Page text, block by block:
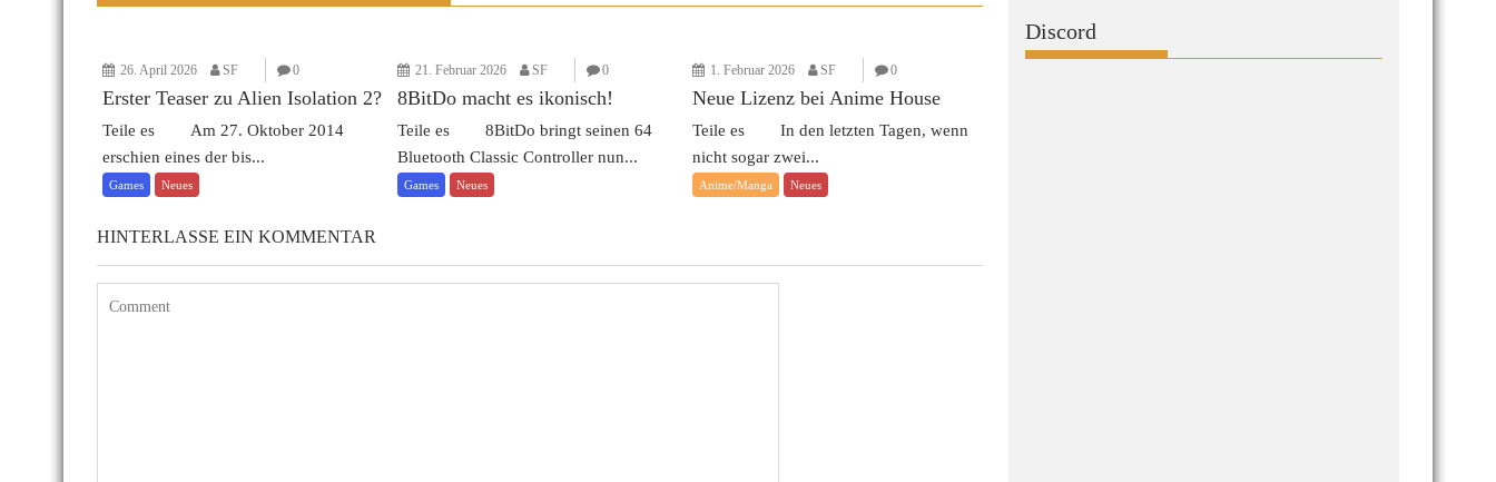
26. April 2026 SF 0
Erster Teaser zu Alien Isolation 2?
Teile es Am 27. Oktober 2014
erschien eines der bis...
Games Neues
21. Februar 2026 SF 0
8BitDo macht es ikonisch!
Teile es 8BitDo bringt seinen 64
Bluetooth Classic Controller nun...
Games Neues
1. Februar 2026 SF 0
Neue Lizenz bei Anime House
Teile es In den letzten Tagen, wenn
nicht sogar zwei...
Anime/Manga Neues
HINTERLASSE EIN KOMMENTAR
Discord